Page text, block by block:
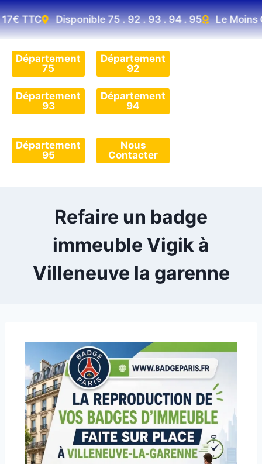
TTC Disponible 75 . 92 . 93 . 94 . 95 Le Moins
Département
75
Département
92
Département
93
Département
94
Département
95
Nous
Contacter
Refaire un badge
immeuble Vigik à
Villeneuve la garenne